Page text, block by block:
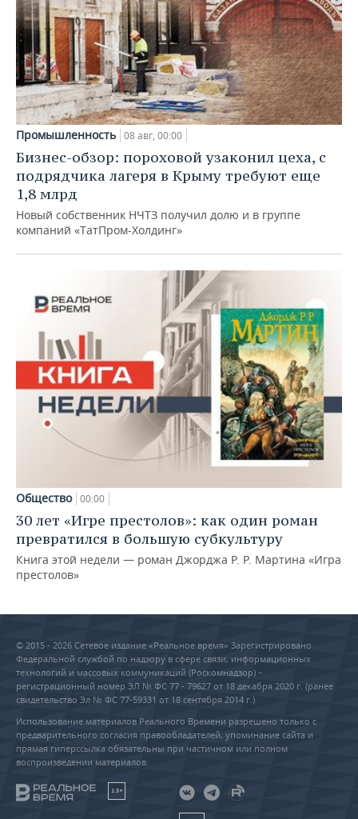
Промышленность 08 авг, 00:00
Бизнес-обзор: пороховой узаконил цеха, с
подрядчика лагеря в Крыму требуют еще
1,8 млрд
Новый собственник НЧТЗ получил долю и в группе
компаний «ТатПром-Холдинг»
Общество 00:00
30 лет «Игре престолов»: как один роман
превратился в большую субкультуру
Книга этой недели — роман Джорджа Р. Р. Мартина «Игра
престолов»
© 2015 - 2026 Сетевое издание «Реальное время» Зарегистрировано
Федеральной службой по надзору в сфере связи, информационных
технологий и массовых коммуникаций (Роскомнадзор) –
регистрационный номер ЭЛ № ФС 77 - 79627 от 18 декабря 2020 г. (ранее
свидетельство Эл № ФС 77-59331 от 18 сентября 2014 г.)
Использование материалов Реального Времени разрешено только с
предварительного согласия правообладателей, упоминание сайта и
прямая гиперссылка обязательны при частичном или полном
воспроизведении материалов.
18+